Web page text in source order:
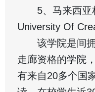
5、马来西亚
University Of
该学院是间拥
走廊资格的学院
有来自20多个国